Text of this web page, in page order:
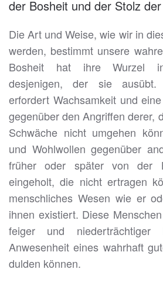
der Bosheit und der Stolz
Die Art und Weise, wie wir in
werden, bestimmt unsere
Bosheit hat ihre Wurzel
desjenigen, der sie ausübt.
erfordert Wachsamkeit und
gegenüber den Angriffen derer,
Schwäche nicht umgehen
und Wohlwollen gegenüber
früher oder später von der
eingeholt, die nicht ertragen
menschliches Wesen wie er
ihnen existiert. Diese
feiger und
Anwesenheit eines wahrhaft
dulden können.